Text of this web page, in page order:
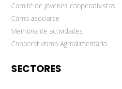
Comité de jóvenes cooperativistas
Cómo asociarse
Memoria de actividades
Cooperativismo Agroalimentario
SECTORES